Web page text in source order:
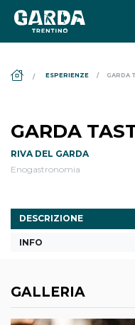
DS_BREADCRUMB.HOME
ESPERIENZE GARDA
GARDA
RIVA DEL GARDA
Enogastronomia
DESCRIZIONE
INFO
GALLERIA